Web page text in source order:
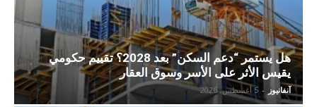
هل يستمر “دعم السكن” بعد 2028؟ تقييم حكومي
يقيس الأثر على الأسر وسوق العقار
آنفانيوز - 5 أغسطس، 2026